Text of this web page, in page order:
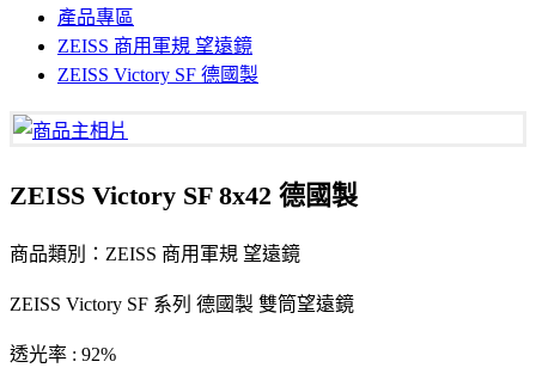
產品專區
ZEISS 商用軍規 望遠鏡
ZEISS Victory SF 德國製
ZEISS Victory SF 8x42 德國製
商品類別：ZEISS 商用軍規 望遠鏡
ZEISS Victory SF 系列 德國製 雙筒望遠鏡
透光率 : 92%